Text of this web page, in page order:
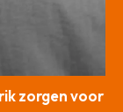
zorgen voor